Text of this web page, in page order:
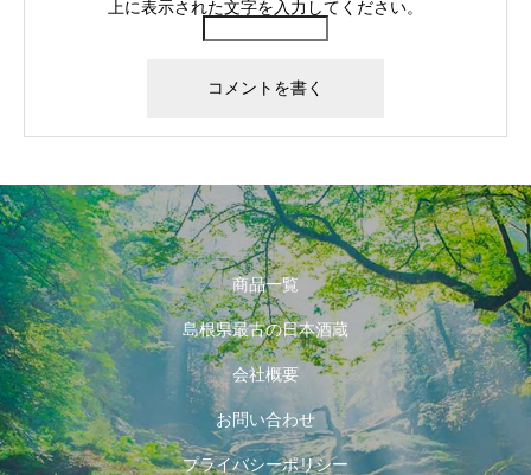
上に表示された文字を入力してください。
商品一覧
島根県最古の日本酒蔵
会社概要
お問い合わせ
プライバシーポリシー